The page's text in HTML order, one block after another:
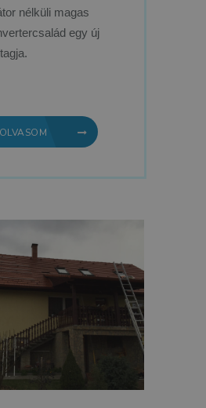
nélküli magas
egy új